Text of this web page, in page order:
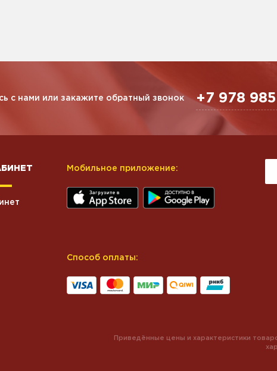
с нами или закажите обратный звонок +7 978
Мобильное приложение:
Способ оплаты:
Приведённые цены и характеристики